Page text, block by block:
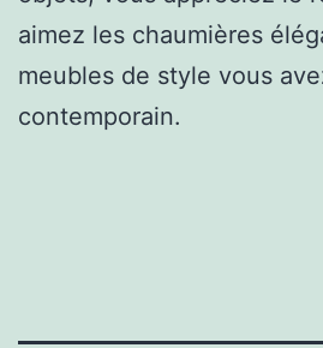
aimez les chaumières
meubles de style vous
contemporain.